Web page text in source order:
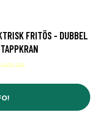
FRITÖS - DUBBEL
5499 SEK